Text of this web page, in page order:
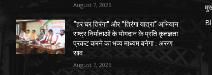
August 7, 2026
“हर घर तिरंगा” और “तिरंगा यात्रा” अभियान
राष्ट्र निर्माताओं के योगदान के प्रति कृतज्ञता
प्रकट करने का भव्य माध्यम बनेगा : अरुण
साव
August 7, 2026